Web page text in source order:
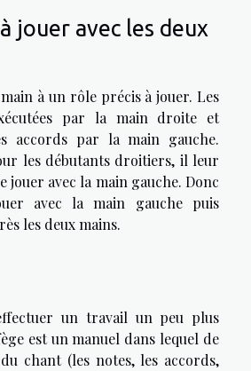
jouer avec les deux
à un rôle précis à jouer. Les
par la main droite et
accords par la main gauche.
les débutants droitiers, il leur
jouer avec la main gauche. Donc
avec la main gauche puis
les deux mains.
un travail un peu plus
est un manuel dans lequel de
chant (les notes, les accords,